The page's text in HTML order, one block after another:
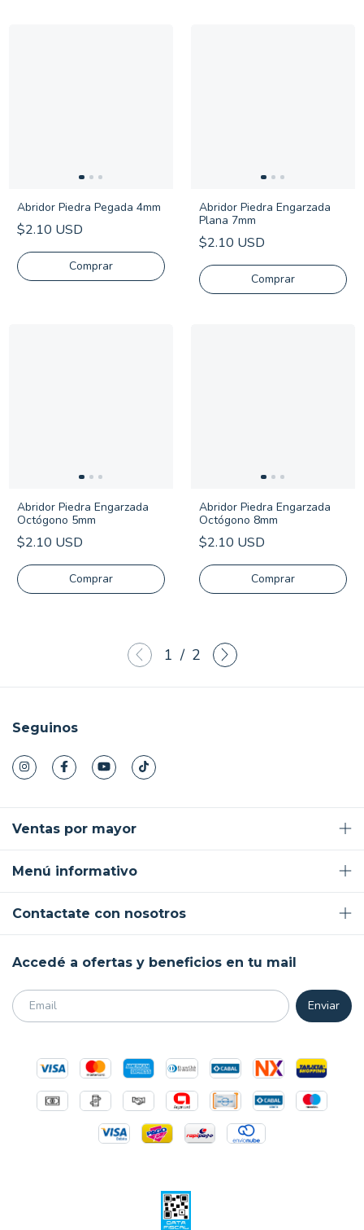
Abridor Piedra Pegada 4mm
$2.10 USD
Comprar
Abridor Piedra Engarzada
Plana 7mm
$2.10 USD
Comprar
Abridor Piedra Engarzada
Octógono 5mm
$2.10 USD
Comprar
Abridor Piedra Engarzada
Octógono 8mm
$2.10 USD
Comprar
1 / 2
Seguinos
Ventas por mayor
Menú informativo
Contactate con nosotros
Accedé a ofertas y beneficios en tu mail